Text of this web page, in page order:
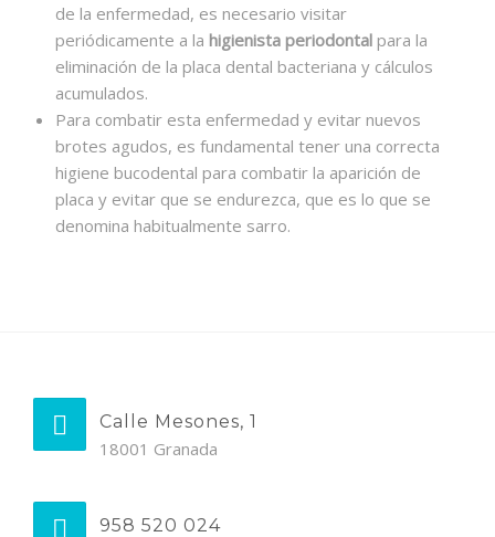
de la enfermedad, es necesario visitar
periódicamente a la higienista periodontal para la
eliminación de la placa dental bacteriana y cálculos
acumulados.
Para combatir esta enfermedad y evitar nuevos
brotes agudos, es fundamental tener una correcta
higiene bucodental para combatir la aparición de
placa y evitar que se endurezca, que es lo que se
denomina habitualmente sarro.
Calle Mesones, 1
18001 Granada
958 520 024